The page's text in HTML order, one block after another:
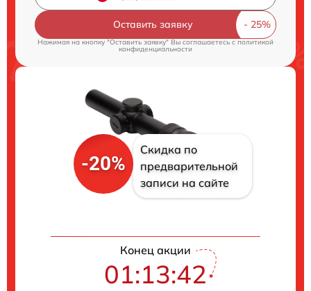
Оставить заявку
Нажимая на кнопку "Оставить заявку" Вы соглашаетесь cполитикой
конфиденциальности
-20%
Скидка по
предварительной
записи на сайте
Конец акции
01:13:41